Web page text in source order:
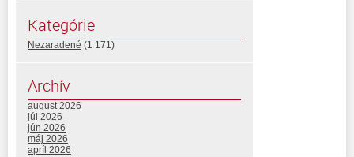
Kategórie
Nezaradené (1 171)
Archív
august 2026
júl 2026
jún 2026
máj 2026
apríl 2026